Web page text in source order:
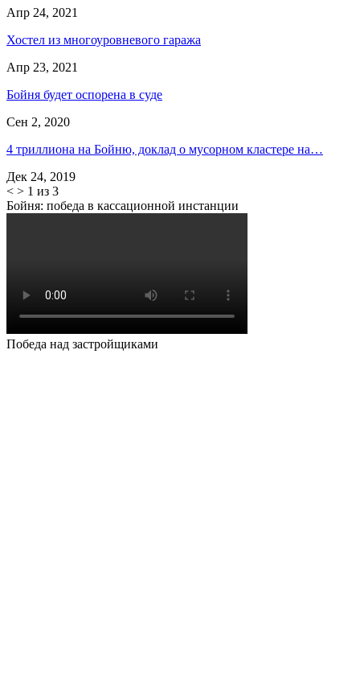
Апр 24, 2021
Хостел из многоуровневого гаража
Апр 23, 2021
Бойня будет оспорена в суде
Сен 2, 2020
4 триллиона на Бойню, доклад о мусорном кластере на…
Дек 24, 2019
< > 1 из 3
Бойня: победа в кассационной инстанции
Победа над застройщиками